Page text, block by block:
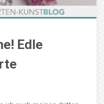
Edle